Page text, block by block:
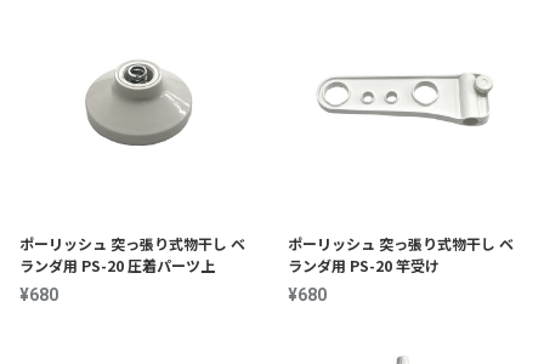
ポーリッシュ 突っ張り式物干し ベ
ランダ用 PS-20 圧着パーツ上
¥680
ポーリッシュ 突っ張り式物干し ベ
ランダ用 PS-20 竿受け
¥680